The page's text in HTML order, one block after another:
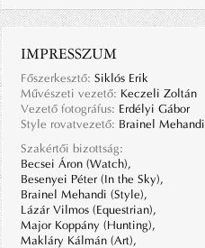
IMPRESSZUM
Főszerkesztő: Siklós Erik
Művészeti vezető: Keczeli Zoltán
Vezető fotográfus: Erdélyi Gábor
Style rovatvezető: Brainel Mehandi
Szakértői bizottság:
Becsei Áron (Watch),
Besenyei Péter (In the Sky),
Brainel Mehandi (Style),
Lázár Vilmos (Equestrian),
Major Koppány (Hunting),
Makláry Kálmán (Art),